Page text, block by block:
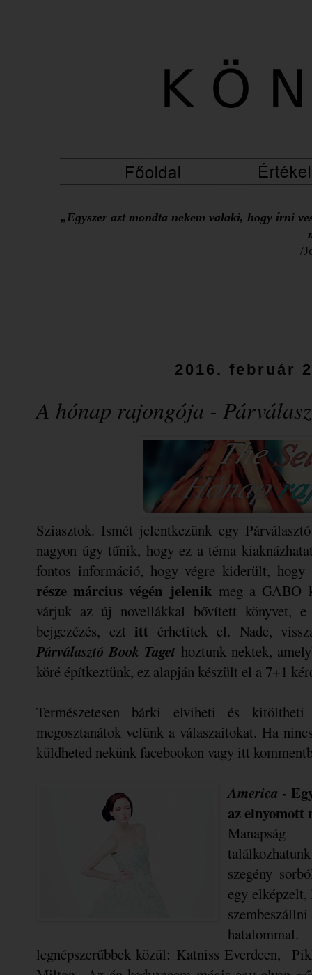
„Egyszer azt mondta nekem valaki, hogy írni
/
2016. február
A hónap rajongója -
Sziasztok. Ismét jelentkezünk egy
nagyon úgy tűnik, hogy ez a téma
fontos információ, hogy végre kiderült, hogy
része március végén jelenik meg a GABO
várjuk az új novellákkal bővített könyvet,
bejgezézés, ezt itt érhetitek el. Nade,
Párválasztó Book Taget hoztunk nektek,
köré építkeztünk, ez alapján készült el a 7+1
Természetesen bárki elviheti és
megosztanátok velünk a válaszaitokat. Ha
küldheted nekünk facebookon vagy itt
America -
az elnyomott
szegény
egy elképzelt,
legnépszerűbbek közül: Katniss Everdeen,